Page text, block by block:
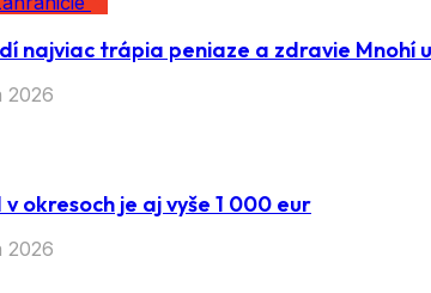
najviac trápia peniaze a zdravie
2026
okresoch je aj vyše 1 000 eur
2026